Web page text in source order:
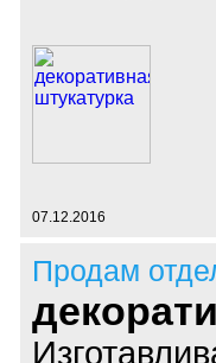
07.12.2016
Продам